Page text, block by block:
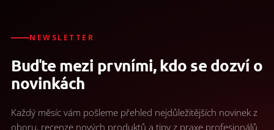
NEWSLETTER
Buďte mezi prvními, kdo se dozví o
novinkách
Každý měsíc vám pošleme přehled nejdůležitějších novinek z
oboru, recenze nových produktů a tipy z praxe profesionálů.